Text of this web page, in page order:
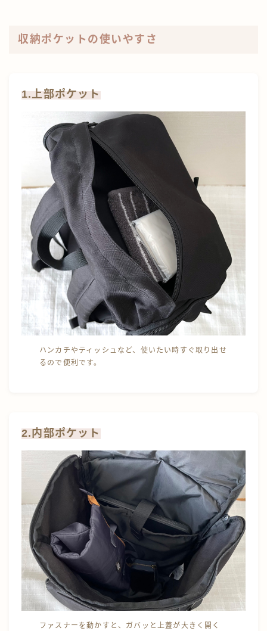
収納ポケットの使いやすさ
1.上部ポケット
ハンカチやティッシュなど、使いたい時すぐ取り出せ
るので便利です。
2.内部ポケット
ファスナーを動かすと、ガバッと上蓋が大きく開く